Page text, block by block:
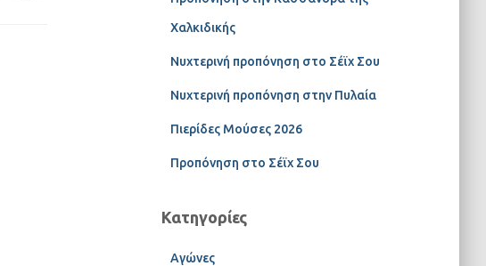
Χαλκιδικής
Νυχτερινή προπόνηση στο Σέϊχ Σου
Νυχτερινή προπόνηση στην Πυλαία
Πιερίδες Μούσες 2026
Προπόνηση στο Σέϊχ Σου
Κατηγορίες
Αγώνες